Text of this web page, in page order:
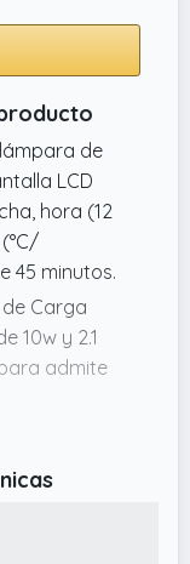
para
de
LCD
hora (12
45 minutos.
Carga
10w y 2.1
admite
de 7.5w
Esta
un diseño